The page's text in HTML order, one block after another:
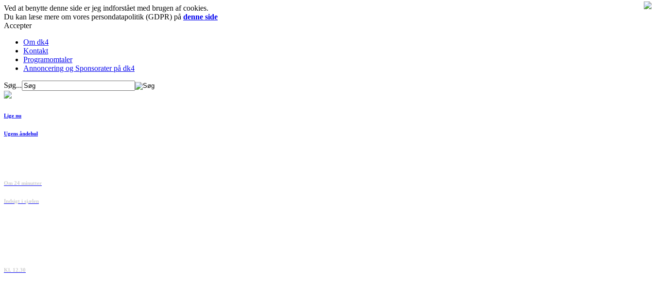
Ved at benytte denne side er jeg indforstået med brugen af cookies.
Du kan læse mere om vores persondatapolitik (GDPR) på denne side
Accepter
Om dk4
Kontakt
Programomtaler
Annoncering og Sponsorater på dk4
Søg...
Lige nu
Ugens åndehul
Om 24 minutter
Indsigt i sjælen
Kl. 12.30